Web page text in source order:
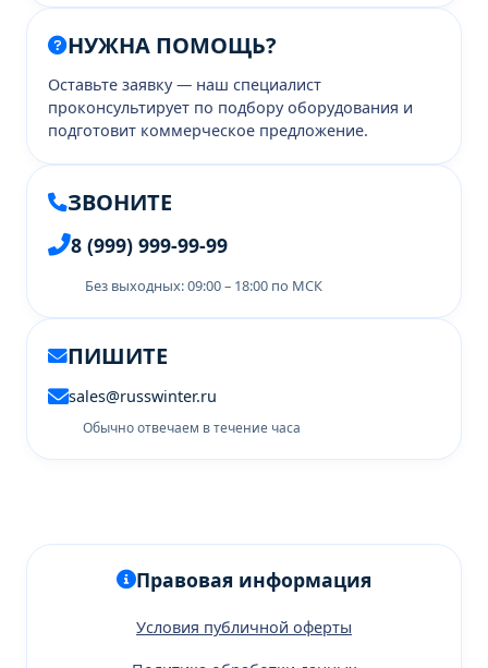
НУЖНА ПОМОЩЬ?
Оставьте заявку — наш специалист
проконсультирует по подбору оборудования и
подготовит коммерческое предложение.
ЗВОНИТЕ
8 (999) 999-99-99
Без выходных: 09:00 – 18:00 по МСК
ПИШИТЕ
sales@russwinter.ru
Обычно отвечаем в течение часа
Правовая информация
Условия публичной оферты